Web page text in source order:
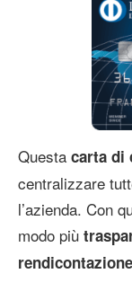
Questa carta di
centralizzare
l’azienda. Con
modo più
rendicontazione